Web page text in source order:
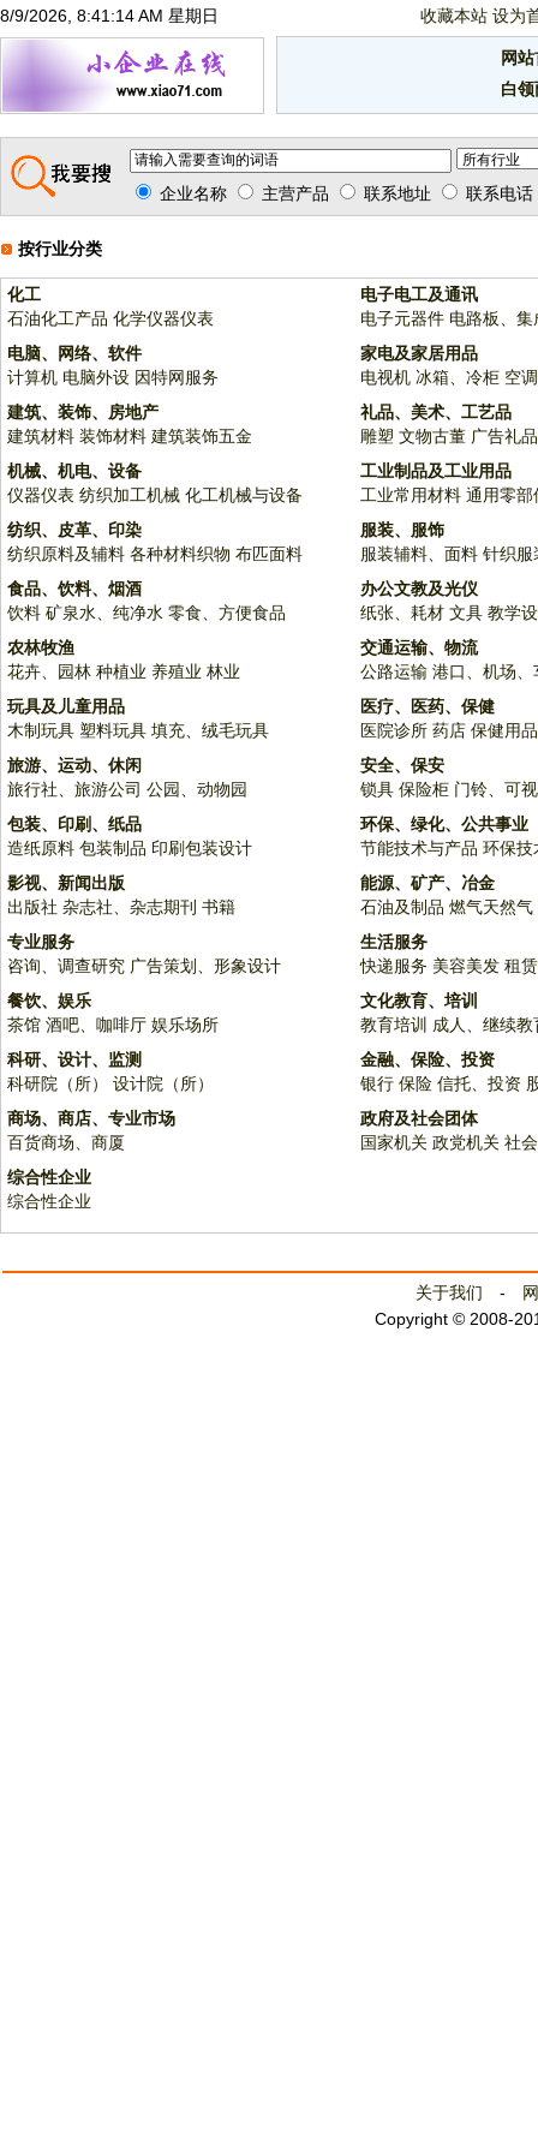
8/9/2026, 8:41:14 AM 星期日 收藏本站 设为
网
白
企业名称 主营产品 联系地址 联系电话
按行业分类
化工
石油化工产品 化学仪器仪表
电子电工及通讯
电子元器件 电路板、集
电脑、网络、软件
计算机 电脑外设 因特网服务
家电及家居用品
电视机 冰箱、冷柜 空调
建筑、装饰、房地产
建筑材料 装饰材料 建筑装饰五金
礼品、美术、工艺品
雕塑 文物古董 广告礼品
机械、机电、设备
仪器仪表 纺织加工机械 化工机械与设备
工业制品及工业用品
工业常用材料 通用零部
纺织、皮革、印染
纺织原料及辅料 各种材料织物 布匹面料
服装、服饰
服装辅料、面料 针织服
食品、饮料、烟酒
饮料 矿泉水、纯净水 零食、方便食品
办公文教及光仪
纸张、耗材 文具 教学
农林牧渔
花卉、园林 种植业 养殖业 林业
交通运输、物流
公路运输 港口、机场、
玩具及儿童用品
木制玩具 塑料玩具 填充、绒毛玩具
医疗、医药、保健
医院诊所 药店 保健用品
旅游、运动、休闲
旅行社、旅游公司 公园、动物园
安全、保安
锁具 保险柜 门铃、可
包装、印刷、纸品
造纸原料 包装制品 印刷包装设计
环保、绿化、公共事业
节能技术与产品 环保技
影视、新闻出版
出版社 杂志社、杂志期刊 书籍
能源、矿产、冶金
石油及制品 燃气天然气
专业服务
咨询、调查研究 广告策划、形象设计
生活服务
快递服务 美容美发 租
餐饮、娱乐
茶馆 酒吧、咖啡厅 娱乐场所
文化教育、培训
教育培训 成人、继续教
科研、设计、监测
科研院（所）
设计院（所）
金融、保险、投资
银行 保险 信托、投资
商场、商店、专业市场
百货商场、商厦
政府及社会团体
国家机关 政党机关 社
综合性企业
综合性企业
关于我们 -
Copyright © 2008-